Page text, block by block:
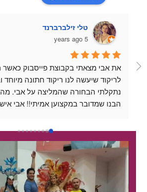
טלי זילברברנד
5 years ago
החמיא לנו על הריקוד המדהים שלנו ❤️